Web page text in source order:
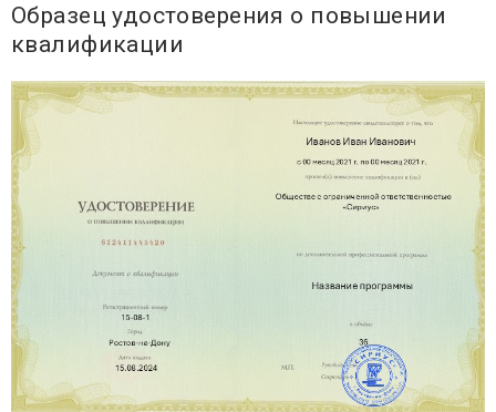
Образец удостоверения о повышении
квалификации